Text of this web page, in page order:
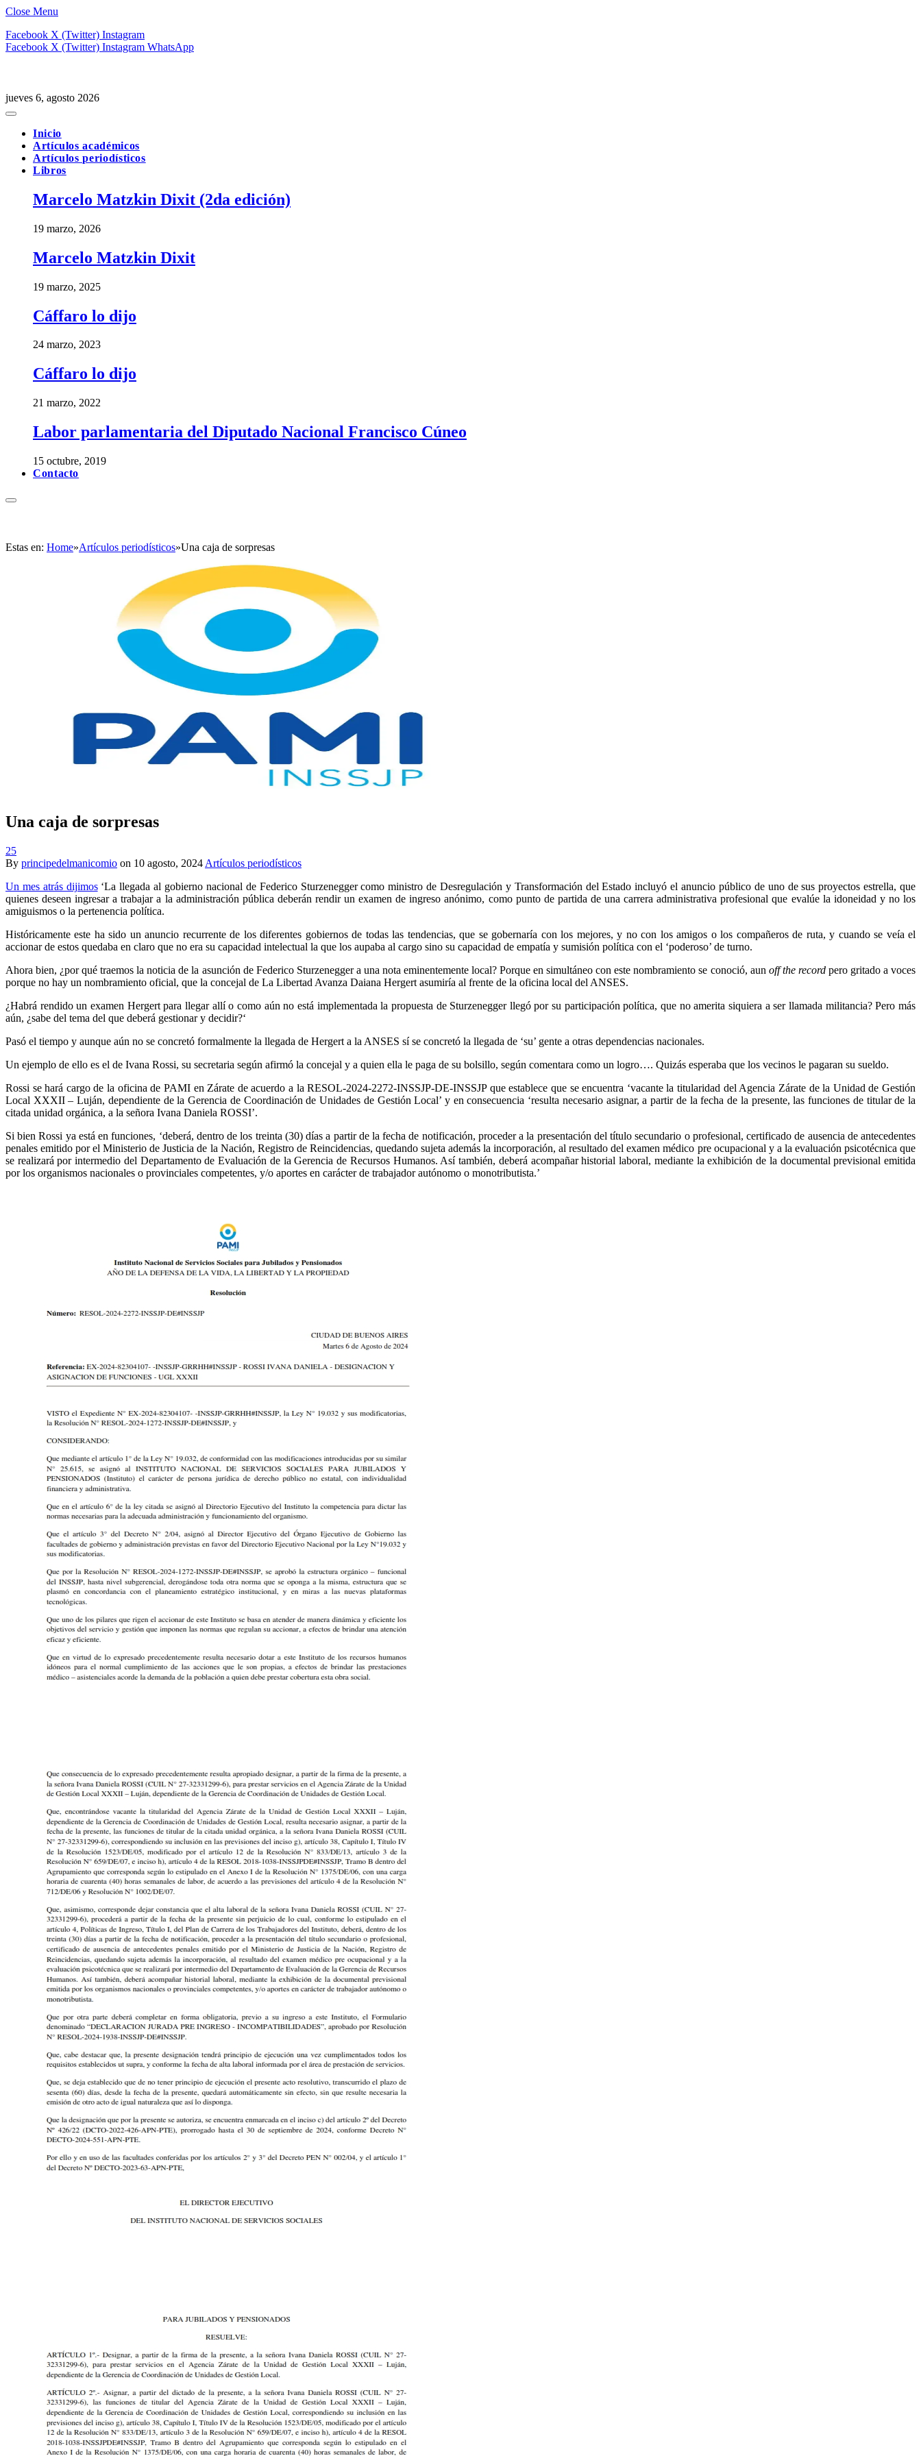
Close Menu
Facebook X (Twitter) Instagram
Facebook X (Twitter) Instagram WhatsApp
jueves 6, agosto 2026
Inicio
Artículos académicos
Artículos periodísticos
Libros
Marcelo Matzkin Dixit (2da edición)
19 marzo, 2026
Marcelo Matzkin Dixit
19 marzo, 2025
Cáffaro lo dijo
24 marzo, 2023
Cáffaro lo dijo
21 marzo, 2022
Labor parlamentaria del Diputado Nacional Francisco Cúneo
15 octubre, 2019
Contacto
Estas en: Home»Artículos periodísticos»Una caja de sorpresas
Una caja de sorpresas
25
By principedelmanicomio on 10 agosto, 2024 Artículos periodísticos
Un mes atrás dijimos‘La llegada al gobierno nacional de Federico Sturzenegger como ministro de Desregulación y Transformación del Estado incluyó el anuncio público de uno de sus proyectos estrella, que
quienes deseen ingresar a trabajar a la administración pública deberán rendir un examen de ingreso anónimo, como punto de partida de una carrera administrativa profesional que evalúe la idoneidad y no los
amiguismos o la pertenencia política.
Históricamente este ha sido un anuncio recurrente de los diferentes gobiernos de todas las tendencias, que se gobernaría con los mejores, y no con los amigos o los compañeros de ruta, y cuando se veía el
accionar de estos quedaba en claro que no era su capacidad intelectual la que los aupaba al cargo sino su capacidad de empatía y sumisión política con el ‘poderoso’ de turno.
Ahora bien, ¿por qué traemos la noticia de la asunción de Federico Sturzenegger a una nota eminentemente local? Porque en simultáneo con este nombramiento se conoció, aun off the recordpero gritado a voces
porque no hay un nombramiento oficial, que la concejal de La Libertad Avanza Daiana Hergert asumiría al frente de la oficina local del ANSES.
¿Habrá rendido un examen Hergert para llegar allí o como aún no está implementada la propuesta de Sturzenegger llegó por su participación política, que no amerita siquiera a ser llamada militancia? Pero más
aún, ¿sabe del tema del que deberá gestionar y decidir?‘
Pasó el tiempo y aunque aún no se concretó formalmente la llegada de Hergert a la ANSES sí se concretó la llegada de ‘su’ gente a otras dependencias nacionales.
Un ejemplo de ello es el de Ivana Rossi, su secretaria según afirmó la concejal y a quien ella le paga de su bolsillo, según comentara como un logro…. Quizás esperaba que los vecinos le pagaran su sueldo.
Rossi se hará cargo de la oficina de PAMI en Zárate de acuerdo a la RESOL-2024-2272-INSSJP-DE-INSSJP que establece que se encuentra ‘vacante la titularidad del Agencia Zárate de la Unidad de Gestión
Local XXXII – Luján, dependiente de la Gerencia de Coordinación de Unidades de Gestión Local’ y en consecuencia ‘resulta necesario asignar, a partir de la fecha de la presente, las funciones de titular de la
citada unidad orgánica, a la señora Ivana Daniela ROSSI’.
Si bien Rossi ya está en funciones, ‘deberá, dentro de los treinta (30) días a partir de la fecha de notificación, proceder a la presentación del título secundario o profesional, certificado de ausencia de antecedentes
penales emitido por el Ministerio de Justicia de la Nación, Registro de Reincidencias, quedando sujeta además la incorporación, al resultado del examen médico pre ocupacional y a la evaluación psicotécnica que
se realizará por intermedio del Departamento de Evaluación de la Gerencia de Recursos Humanos. Así también, deberá acompañar historial laboral, mediante la exhibición de la documental previsional emitida
por los organismos nacionales o provinciales competentes, y/o aportes en carácter de trabajador autónomo o monotributista.’